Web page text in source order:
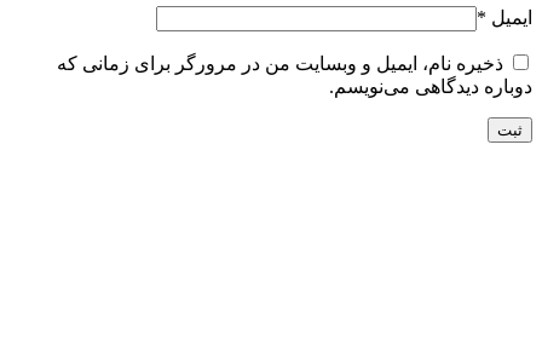
ایمیل *
ذخیره نام، ایمیل و وبسایت من در مرورگر برای زمانی که
دوباره دیدگاهی می‌نویسم.